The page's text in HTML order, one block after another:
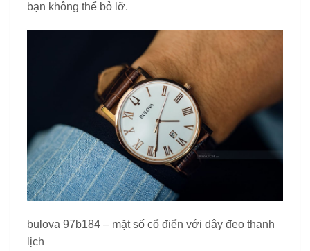
bạn không thể bỏ lỡ.
bulova 97b184 – mặt số cổ điển với dây đeo thanh
lịch